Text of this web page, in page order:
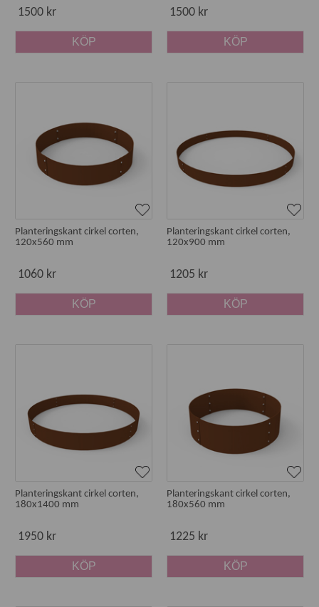
1500 kr
KÖP
1500 kr
KÖP
Planteringskant cirkel corten,
120x560 mm
1060 kr
KÖP
Planteringskant cirkel corten,
120x900 mm
1205 kr
KÖP
Planteringskant cirkel corten,
180x1400 mm
1950 kr
KÖP
Planteringskant cirkel corten,
180x560 mm
1225 kr
KÖP